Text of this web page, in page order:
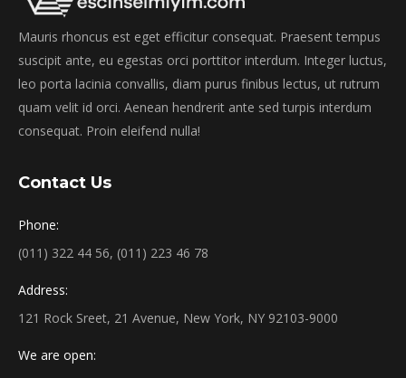
Mauris rhoncus est eget efficitur consequat. Praesent tempus
suscipit ante, eu egestas orci porttitor interdum. Integer luctus,
leo porta lacinia convallis, diam purus finibus lectus, ut rutrum
quam velit id orci. Aenean hendrerit ante sed turpis interdum
consequat. Proin eleifend nulla!
Contact Us
Phone:
(011) 322 44 56, (011) 223 46 78
Address:
121 Rock Sreet, 21 Avenue, New York, NY 92103-9000
We are open: